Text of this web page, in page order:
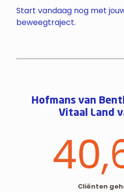
Start vandaag nog met
beweegtraject.
Hofmans van
Vitaal Land
Cliënten